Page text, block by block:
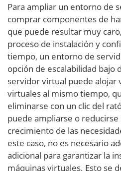
Para ampliar un entorno de
comprar componentes de
que puede resultar muy
proceso de instalación y
tiempo, un entorno de
opción de escalabilidad bajo
servidor virtual puede alojar
virtuales al mismo tiempo,
eliminarse con un clic del
puede ampliarse o
crecimiento de las
este caso, no es necesario
adicional para garantizar la
máquinas virtuales. Esto se